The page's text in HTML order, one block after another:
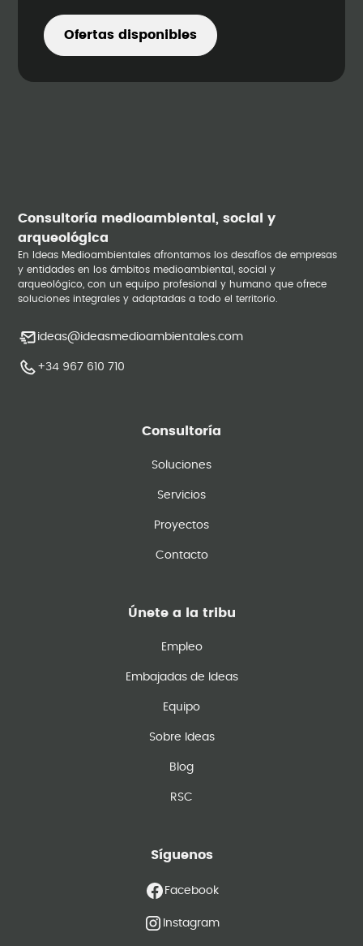
Ofertas disponibles
Consultoría medioambiental, social y
arqueológica
En Ideas Medioambientales afrontamos los desafíos de empresas
y entidades en los ámbitos medioambiental, social y
arqueológico, con un equipo profesional y humano que ofrece
soluciones integrales y adaptadas a todo el territorio.
ideas@ideasmedioambientales.com
+34 967 610 710
Consultoría
Soluciones
Servicios
Proyectos
Contacto
Únete a la tribu
Empleo
Embajadas de Ideas
Equipo
Sobre Ideas
Blog
RSC
Síguenos
Facebook
Instagram